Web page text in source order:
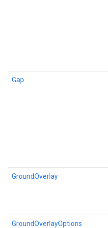
Gap
GroundOverlay
GroundOverlayOptions